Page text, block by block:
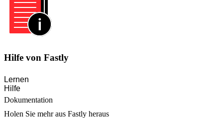
Hilfe von Fastly
Lernen
Hilfe
Dokumentation
Holen Sie mehr aus Fastly heraus